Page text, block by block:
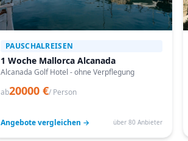
PAUSCHALREISEN
1 Woche Mallorca Alcanada
Alcanada Golf Hotel - ohne Verpflegung
ab20000 €/ Person
Angebote vergleichen → über 80 Anbieter